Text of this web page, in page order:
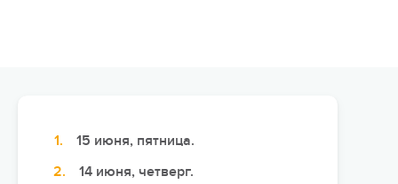
развивающие лагеря
Походы и путешествия
15 июня, пятница.
14 июня, четверг.